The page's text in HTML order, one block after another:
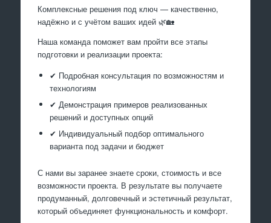
Комплексные решения под ключ — качественно,
надёжно и с учётом ваших идей 🌿🏡
Наша команда поможет вам пройти все этапы
подготовки и реализации проекта:
✔ Подробная консультация по возможностям и
технологиям
✔ Демонстрация примеров реализованных
решений и доступных опций
✔ Индивидуальный подбор оптимального
варианта под задачи и бюджет
С нами вы заранее знаете сроки, стоимость и все
возможности проекта. В результате вы получаете
продуманный, долговечный и эстетичный результат,
который объединяет функциональность и комфорт.